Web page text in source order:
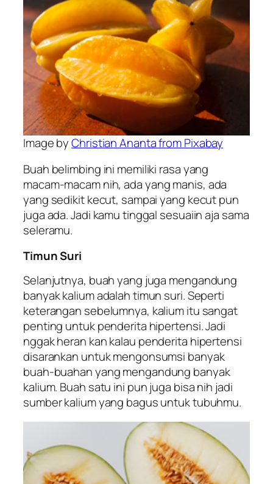
Image byChristian Ananta from Pixabay
Buah belimbing ini memiliki rasa yang
macam-macam nih, ada yang manis, ada
yang sedikit kecut, sampai yang kecut pun
juga ada. Jadi kamu tinggal sesuaiin aja sama
seleramu.
Timun Suri
Selanjutnya, buah yang juga mengandung
banyak kalium adalah timun suri. Seperti
keterangan sebelumnya, kalium itu sangat
penting untuk penderita hipertensi. Jadi
nggak heran kan kalau penderita hipertensi
disarankan untuk mengonsumsi banyak
buah-buahan yang mengandung banyak
kalium. Buah satu ini pun juga bisa nih jadi
sumber kalium yang bagus untuk tubuhmu.